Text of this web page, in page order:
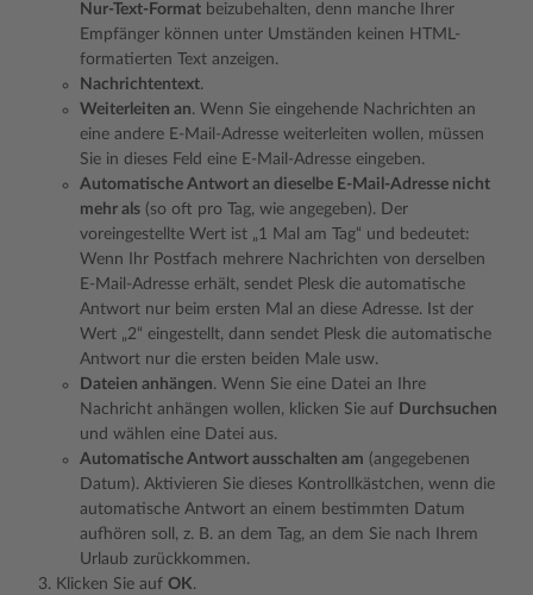
Nur-Text-Format beizubehalten, denn manche Ihrer
Empfänger können unter Umständen keinen HTML-
formatierten Text anzeigen.
Nachrichtentext.
Weiterleiten an. Wenn Sie eingehende Nachrichten an
eine andere E-Mail-Adresse weiterleiten wollen, müssen
Sie in dieses Feld eine E-Mail-Adresse eingeben.
Automatische Antwort an dieselbe E-Mail-Adresse nicht
mehr als (so oft pro Tag, wie angegeben). Der
voreingestellte Wert ist „1 Mal am Tag“ und bedeutet:
Wenn Ihr Postfach mehrere Nachrichten von derselben
E-Mail-Adresse erhält, sendet Plesk die automatische
Antwort nur beim ersten Mal an diese Adresse. Ist der
Wert „2“ eingestellt, dann sendet Plesk die automatische
Antwort nur die ersten beiden Male usw.
Dateien anhängen. Wenn Sie eine Datei an Ihre
Nachricht anhängen wollen, klicken Sie auf Durchsuchen
und wählen eine Datei aus.
Automatische Antwort ausschalten am (angegebenen
Datum). Aktivieren Sie dieses Kontrollkästchen, wenn die
automatische Antwort an einem bestimmten Datum
aufhören soll, z. B. an dem Tag, an dem Sie nach Ihrem
Urlaub zurückkommen.
Klicken Sie auf OK.